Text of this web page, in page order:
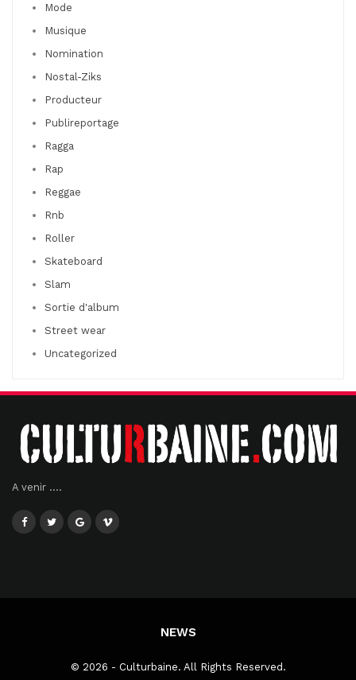
Mode
Musique
Nomination
Nostal-Ziks
Producteur
Publireportage
Ragga
Rap
Reggae
Rnb
Roller
Skateboard
Slam
Sortie d'album
Street wear
Uncategorized
A venir ....
NEWS
© 2026 - Culturbaine. All Rights Reserved.